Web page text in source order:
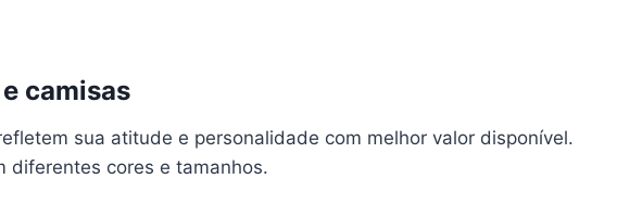
camisas
sua atitude e personalidade com melhor valor disponível.
diferentes cores e tamanhos.